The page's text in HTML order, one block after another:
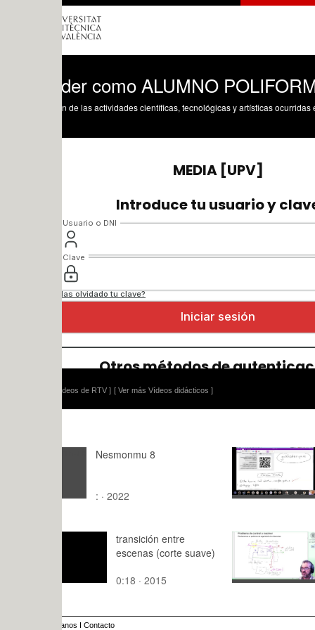
como ALUMNO POLIFORMAT
de las actividades científicas, tecnológicas y artísticas ocurridas en los tres
[ Ver más Vídeos didácticos ]
: · 2022
AVD -
110:18 ·
transición entre
escenas (corte suave)
0:18 · 2015
Control h-
grados de
(ejemplo
12:58 ·